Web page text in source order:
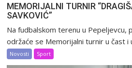
MEMORIJALNI TURNIR
SAVKOVIĆ”
Na fudbalskom terenu u Pepeljevcu,
održaće se Memorijalni turnir u čast i
Novosti Sport